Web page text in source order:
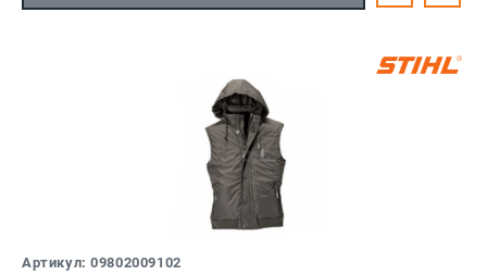
Артикул: 09802009102